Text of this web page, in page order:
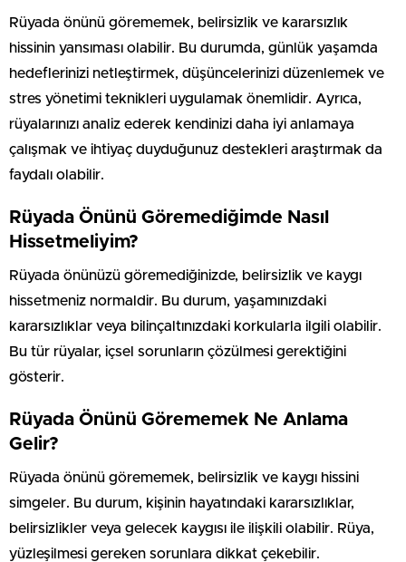
Rüyada önünü görememek, belirsizlik ve kararsızlık
hissinin yansıması olabilir. Bu durumda, günlük yaşamda
hedeflerinizi netleştirmek, düşüncelerinizi düzenlemek ve
stres yönetimi teknikleri uygulamak önemlidir. Ayrıca,
rüyalarınızı analiz ederek kendinizi daha iyi anlamaya
çalışmak ve ihtiyaç duyduğunuz destekleri araştırmak da
faydalı olabilir.
Rüyada Önünü Göremediğimde Nasıl
Hissetmeliyim?
Rüyada önünüzü göremediğinizde, belirsizlik ve kaygı
hissetmeniz normaldir. Bu durum, yaşamınızdaki
kararsızlıklar veya bilinçaltınızdaki korkularla ilgili olabilir.
Bu tür rüyalar, içsel sorunların çözülmesi gerektiğini
gösterir.
Rüyada Önünü Görememek Ne Anlama
Gelir?
Rüyada önünü görememek, belirsizlik ve kaygı hissini
simgeler. Bu durum, kişinin hayatındaki kararsızlıklar,
belirsizlikler veya gelecek kaygısı ile ilişkili olabilir. Rüya,
yüzleşilmesi gereken sorunlara dikkat çekebilir.